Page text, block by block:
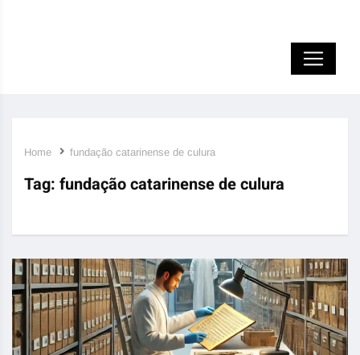
Home fundação catarinense de culura
Tag: fundação catarinense de culura